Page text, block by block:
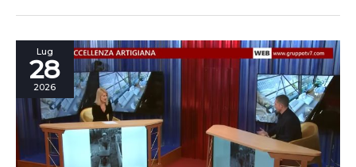
Lug
28
2026
futuro
del
italiano
nasce
Meda: